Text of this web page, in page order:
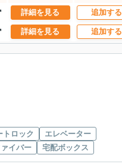
詳細を見る 追加する
詳細を見る 追加する
トロック
エレベーター
イバー 宅配ボックス